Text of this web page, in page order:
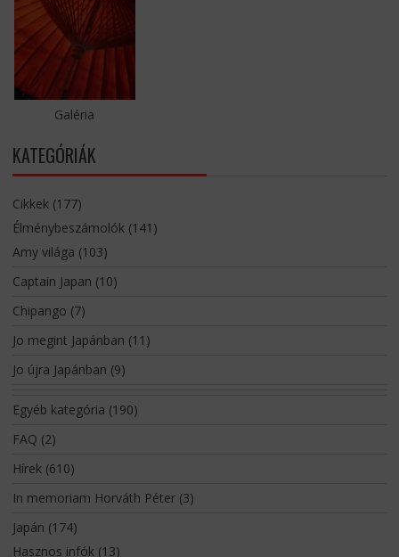
Galéria
KATEGÓRIÁK
Cikkek(177)
Élménybeszámolók(141)
Amy világa (103)
Captain Japan (10)
Chipango (7)
Jo megint Japánban (11)
Jo újra Japánban (9)
Egyéb kategória (190)
FAQ (2)
Hírek(610)
In memoriam Horváth Péter(3)
Japán (174)
Hasznos infók(13)